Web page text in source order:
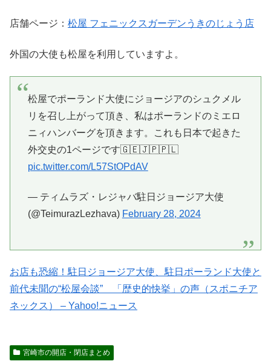
店舗ページ： 松屋 フェニックスガーデンうきのじょう店
外国の大使も松屋を利用していますよ。
松屋でポーランド大使にジョージアのシュクメル
リを召し上がって頂き、私はポーランドのミエロ
ニィハンバーグを頂きます。これも日本で起きた
外交史の1ページです🇬🇪🇯🇵🇵🇱
pic.twitter.com/L57StOPdAV
— ティムラズ・レジャバ駐日ジョージア大使
(@TeimurazLezhava) February 28, 2024
お店も恐縮！駐日ジョージア大使、駐日ポーランド大使と
前代未聞の“松屋会談” 「歴史的快挙」の声（スポニチア
ネックス） – Yahoo!ニュース
宮崎市の開店・閉店まとめ